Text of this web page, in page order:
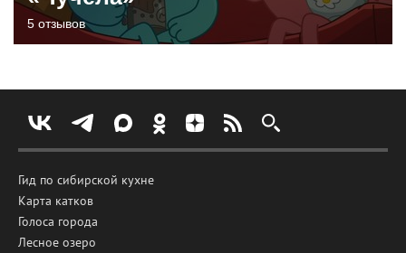
5 отзывов
Гид по сибирской кухне
Карта катков
Голоса города
Лесное озеро